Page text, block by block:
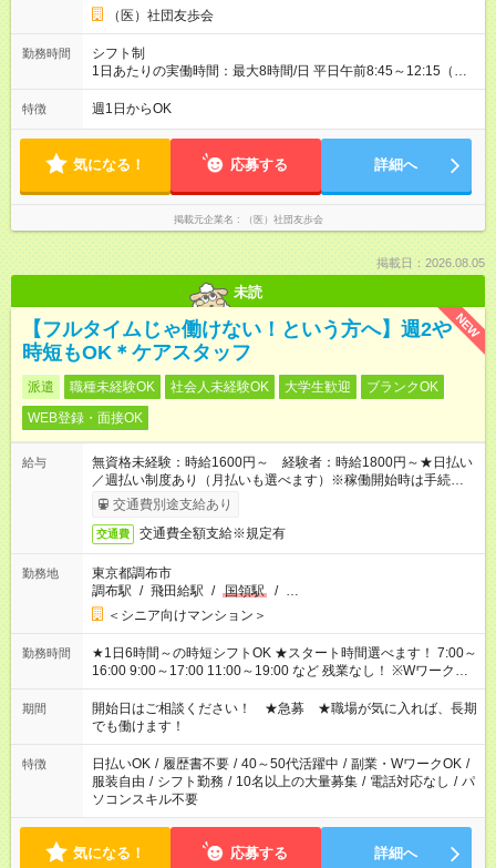
（医）社団友歩会
勤務時間
シフト制
1日あたりの実働時間：最大8時間/日 平日午前8:45～12:15（土
曜8:45～13:15）、平日午後13:45～18:15の勤務時間となり、シ
フト制です！
特徴 週1日からOK
気になる！ 応募する 詳細へ
掲載元企業名 （医）社団友歩会
掲載日：2026.08.05
未読
NEW
【フルタイムじゃ働けない！という方へ】週2や
時短もOK＊ケアスタッフ
派遣 職種未経験OK 社会人未経験OK 大学生歓迎
ブランクOK
WEB登録・面接OK
給与
無資格未経験：時給1600円～ 経験者：時給1800円～★日払い
／週払い制度あり（月払いも選べます）※稼働開始時は手続き完
了次第のお支払いとなります。
交通費別途支給あり
交通費 交通費全額支給※規定有
勤務地
東京都調布市
調布駅 / 飛田給駅 / 国領駅 / …
＜シニア向けマンション＞
勤務時間
★1日6時間～の時短シフトOK ★スタート時間選べます！ 7:00～
16:00 9:00～17:00 11:00～19:00 など 残業なし！ ※Wワークの
場合、他のお仕事と合わせ週40時間超の就業はご案内できませ
ん ※法令に基づき、週20時間以上勤務は社会保険への加入対象
となります ※労働者派遣法（日雇い派遣の原則禁止）により、
短時間・短期間の就業はご案内が難しい場合があります
期間
開始日はご相談ください！ ★急募 ★職場が気に入れば、長期
でも働けます！
特徴 日払いOK / 履歴書不要 / 40～50代活躍中 / 副業・WワークOK /
服装自由 / シフト勤務 / 10名以上の大量募集 / 電話対応なし / パ
ソコンスキル不要
気になる！ 応募する 詳細へ